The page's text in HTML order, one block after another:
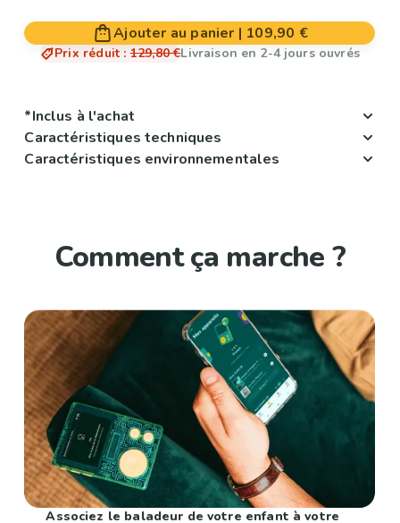
Ajouter au panier | 109,90 €
Prix réduit : 129,80 €Livraison en 2-4 jours ouvrés
*Inclus à l'achat
Caractéristiques techniques
Caractéristiques environnementales
Comment ça marche ?
Associez le baladeur de votre enfant à votre